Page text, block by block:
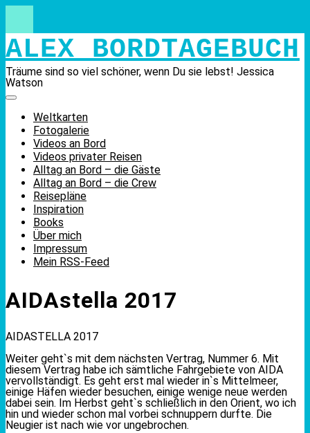
Skip
content
ALEX BORDTAGEBUCH
Träume sind so viel schöner, wenn Du sie lebst! Jessica
Watson
Weltkarten
Fotogalerie
Videos an Bord
Videos privater Reisen
Alltag an Bord – die Gäste
Alltag an Bord – die Crew
Reisepläne
Inspiration
Books
Über mich
Impressum
Mein RSS-Feed
AIDAstella 2017
AIDASTELLA 2017
Weiter geht`s mit dem nächsten Vertrag, Nummer 6. Mit
diesem Vertrag habe ich sämtliche Fahrgebiete von AIDA
vervollständigt. Es geht erst mal wieder in`s Mittelmeer,
einige Häfen wieder besuchen, einige wenige neue werden
dabei sein. Im Herbst geht`s schließlich in den Orient, wo ich
hin und wieder schon mal vorbei schnuppern durfte. Die
Neugier ist nach wie vor ungebrochen.